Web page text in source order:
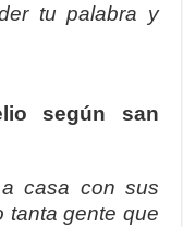
tu palabra y
según san
casa con sus
tanta gente que